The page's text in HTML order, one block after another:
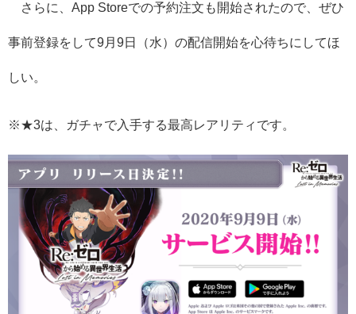
さらに、App Storeでの予約注文も開始されたので、ぜひ
事前登録をして9月9日（水）の配信開始を心待ちにしてほ
しい。
※★3は、ガチャで入手する最高レアリティです。